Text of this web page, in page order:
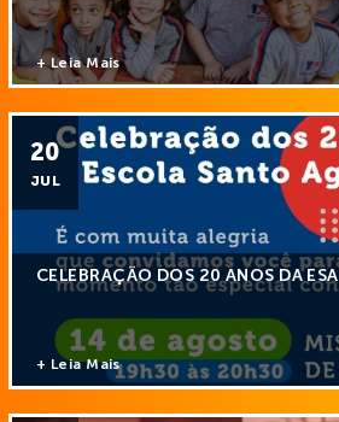
+ Leia Mais
20
JUL
CELEBRAÇÃO DOS 20 ANOS DA ESA
+ Leia Mais